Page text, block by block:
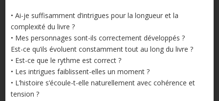
• Ai-je suffisamment d’intrigues pour la longueur et la
complexité du livre ?
• Mes personnages sont-ils correctement développés ?
Est-ce qu’ils évoluent constamment tout au long du livre ?
• Est-ce que le rythme est correct ?
• Les intrigues faiblissent-elles un moment ?
• L’histoire s’écoule-t-elle naturellement avec cohérence et
tension ?